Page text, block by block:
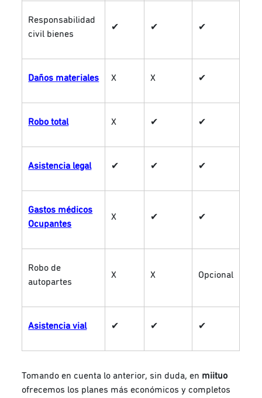
Responsabilidad
civil bienes
✔ ✔ ✔
Daños materiales X X ✔
Robo total X ✔ ✔
Asistencia legal ✔ ✔ ✔
Gastos médicos
Ocupantes
X ✔ ✔
Robo de
autopartes
X X Opcional
Asistencia vial ✔ ✔ ✔
Tomando en cuenta lo anterior, sin duda, en miituo
ofrecemos los planes más económicos y completos